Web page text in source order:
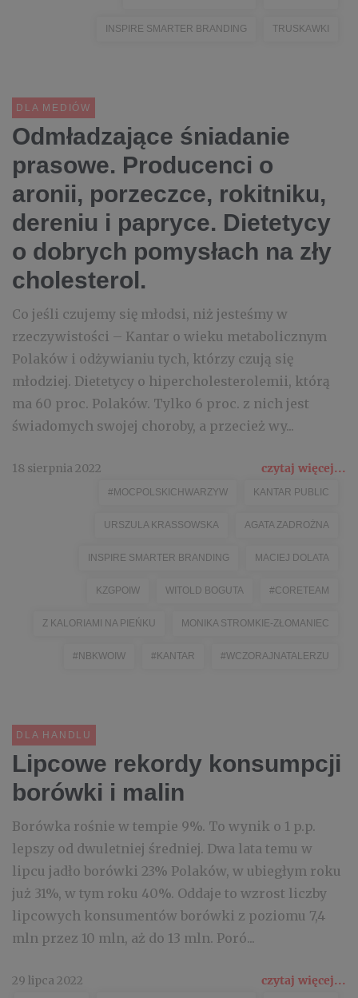
INSPIRE SMARTER BRANDING TRUSKAWKI
DLA MEDIÓW
Odmładzające śniadanie
prasowe. Producenci o
aronii, porzeczce, rokitniku,
dereniu i papryce. Dietetycy
o dobrych pomysłach na zły
cholesterol.
Co jeśli czujemy się młodsi, niż jesteśmy w
rzeczywistości – Kantar o wieku metabolicznym
Polaków i odżywianiu tych, którzy czują się
młodziej. Dietetycy o hipercholesterolemii, którą
ma 60 proc. Polaków. Tylko 6 proc. z nich jest
świadomych swojej choroby, a przecież wy...
18 sierpnia 2022 czytaj więcej...
#MOCPOLSKICHWARZYW KANTAR PUBLIC
URSZULA KRASSOWSKA AGATA ZADROŻNA
INSPIRE SMARTER BRANDING MACIEJ DOLATA
KZGPOIW WITOLD BOGUTA #CORETEAM
Z KALORIAMI NA PIEŃKU MONIKA STROMKIE-ZŁOMANIEC
#NBKWOIW #KANTAR #WCZORAJNATALERZU
DLA HANDLU
Lipcowe rekordy konsumpcji
borówki i malin
Borówka rośnie w tempie 9%. To wynik o 1 p.p.
lepszy od dwuletniej średniej. Dwa lata temu w
lipcu jadło borówki 23% Polaków, w ubiegłym roku
już 31%, w tym roku 40%. Oddaje to wzrost liczby
lipcowych konsumentów borówki z poziomu 7,4
mln przez 10 mln, aż do 13 mln. Poró...
29 lipca 2022 czytaj więcej...